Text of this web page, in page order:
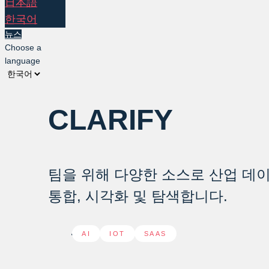
日本語
한국어
뉴스
Choose a
language
CLARIFY
팀을 위해 다양한 소스로 산업 데
통합, 시각화 및 탐색합니다.
AI IOT SAAS